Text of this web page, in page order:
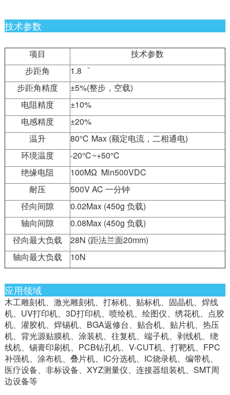
技术参数
项目
技术参数
步距角
1.8゜
步距角精度
±5%(整步，空载)
电阻精度
±10%
电感精度
±20%
温升
80℃ Max (额定电流，二相通电)
环境温度
-20℃~+50℃
绝缘电阻
100MΩ Min500VDC
耐压
500V AC 一分钟
径向间隙
0.02Max (450g 负载)
轴向间隙
0.08Max (450g 负载)
径向最大负载
28N (距法兰面20mm)
轴向最大负载
10N
应用领域
木工雕刻机、激光雕刻机、打标机、贴标机、固晶机、焊线
机、UV打印机、3D打印机、喷绘机、绘图仪、绣花机、点胶
机、灌胶机、焊锡机、BGA返修台、贴合机、贴片机、热压
机、背光源贴膜机、涂装机、往复机、端子机、剥线机、绕
线机、锡膏印刷机、PCB钻孔机、V-CUT机、打靶机、FPC
补强机、涂布机、叠片机、IC分选机、IC烧录机、编带机、
医疗设备、非标设备、XYZ测量仪、连接器组装机、SMT周
边设备等